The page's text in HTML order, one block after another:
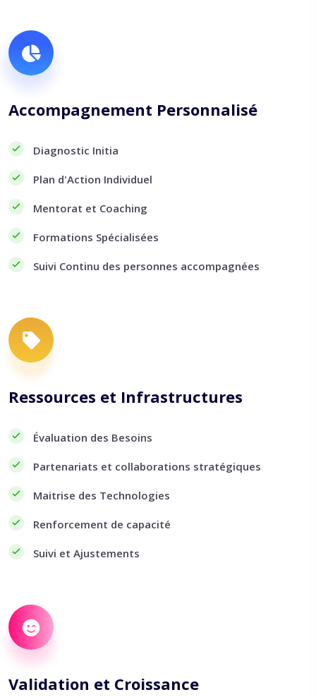
Accompagnement Personnalisé
Diagnostic Initia
Plan d'Action Individuel
Mentorat et Coaching
Formations Spécialisées
Suivi Continu des personnes accompagnées
Ressources et Infrastructures
Évaluation des Besoins
Partenariats et collaborations stratégiques
Maitrise des Technologies
Renforcement de capacité
Suivi et Ajustements
Validation et Croissance